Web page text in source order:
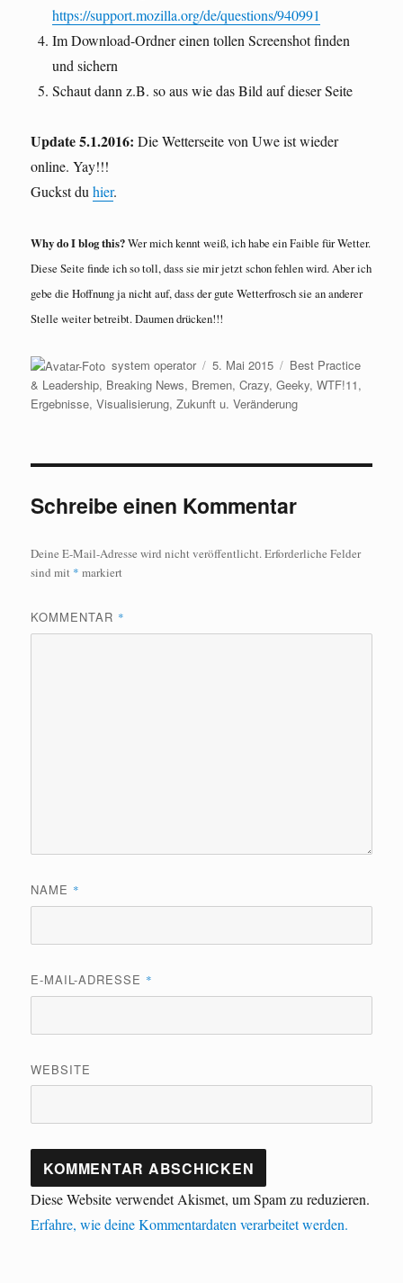
https://support.mozilla.org/de/questions/940991
Im Download-Ordner einen tollen Screenshot finden
und sichern
Schaut dann z.B. so aus wie das Bild auf dieser Seite
Update 5.1.2016: Die Wetterseite von Uwe ist wieder
online. Yay!!!
Guckst duhier.
Why do I blog this?Wer mich kennt weiß, ich habe ein Faible für Wetter.
Diese Seite finde ich so toll, dass sie mir jetzt schon fehlen wird. Aber ich
gebe die Hoffnung ja nicht auf, dass der gute Wetterfrosch sie an anderer
Stelle weiter betreibt. Daumen drücken!!!
Autor
system operator
Veröffentlicht
am
5. Mai 2015 Kategorien
Best Practice
& Leadership, Breaking News, Bremen,Crazy, Geeky, WTF!11,
Ergebnisse,Visualisierung,Zukunft u. Veränderung
Schreibe einen Kommentar
Deine E-Mail-Adresse wird nicht veröffentlicht.Erforderliche Felder
sind mit * markiert
KOMMENTAR *
NAME *
E-MAIL-ADRESSE *
WEBSITE
Diese Website verwendet Akismet, um Spam zu reduzieren.
Erfahre, wie deine Kommentardaten verarbeitet werden.